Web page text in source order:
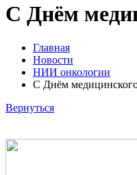
C Днём
Главная
Новости
НИИ онкологии
C Днём
Вернуться